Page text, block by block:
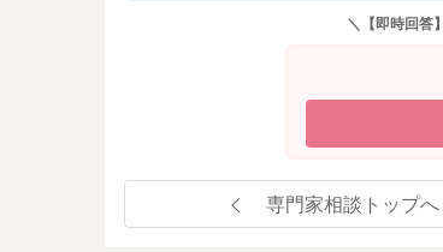
＼【即時回答
専門家相談トップ